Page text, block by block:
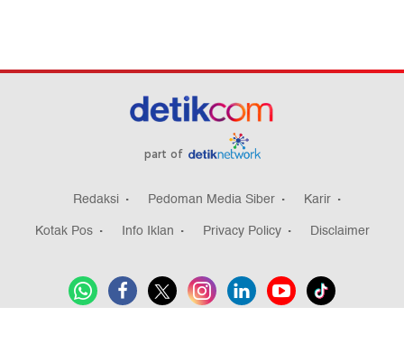
part of
Redaksi Pedoman Media Siber
Karir
Kotak Pos
Info Iklan Privacy Policy Disclaimer